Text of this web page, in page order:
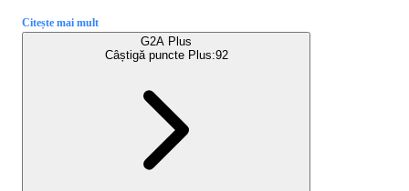
Citește mai mult
G2A Plus
Câștigă puncte Plus:92